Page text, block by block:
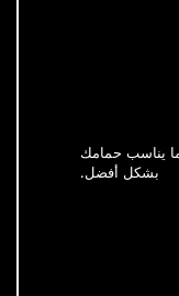
ما يناسب حمامك
بشكل أفضل.